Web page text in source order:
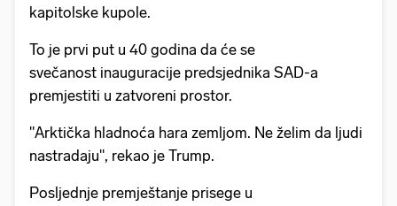
kapitolske kupole.
To je prvi put u 40 godina da će se
svečanost inauguracije predsjednika SAD-a
premjestiti u zatvoreni prostor.
"Arktička hladnoća hara zemljom. Ne želim da ljudi
nastradaju", rekao je Trump.
Posljednje premještanje prisege u